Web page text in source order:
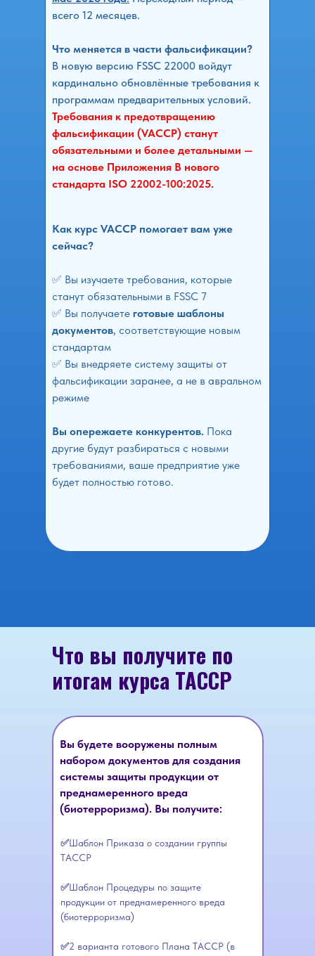
всего 12 месяцев.
Что меняется в части фальсификации?
В новую версию FSSC 22000 войдут
кардинально обновлённые требования к
программам предварительных условий.
Требования к предотвращению
фальсификации (VACCP) станут
обязательными и более детальными —
на основе Приложения В нового
стандарта ISO 22002-100:2025.
Как курс VACCP помогает вам уже
сейчас?
✅ Вы изучаете требования, которые
станут обязательными в FSSC 7
✅ Вы получаете готовые шаблоны
документов, соответствующие новым
стандартам
✅ Вы внедряете систему защиты от
фальсификации заранее, а не в авральном
режиме
Вы опережаете конкурентов. Пока
другие будут разбираться с новыми
требованиями, ваше предприятие уже
будет полностью готово.
Что вы получите по
итогам курса TACCP
✅Шаблон Приказа о создании группы
TACCP
✅Шаблон Процедуры по защите
продукции от преднамеренного вреда
(биотерроризма)
✅2 варианта готового Плана TACCP (в
Вы будете вооружены полным
набором документов для создания
системы защиты продукции от
преднамеренного вреда
(биотерроризма). Вы получите: